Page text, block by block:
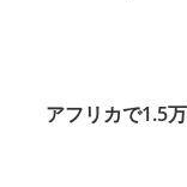
アフリカで1.5